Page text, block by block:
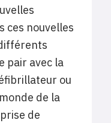
ces nouvelles
pair avec la
ou
de la
de